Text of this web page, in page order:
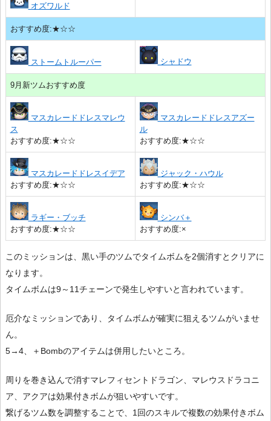
オズワルド
おすすめ度:★☆☆
ストームトルーパー シャドウ
9月新ツムおすすめ度
マスカレードドレスマレウ
ス
おすすめ度:★☆☆
マスカレードドレスアズー
ル
おすすめ度:★☆☆
マスカレードドレスイデア
おすすめ度:★☆☆
ジャック・ハウル
おすすめ度:★☆☆
ラギー・ブッチ
おすすめ度:★☆☆
シンバ＋
おすすめ度:×
このミッションは、黒い手のツムでタイムボムを2個消すとクリアに
なります。
タイムボムは9～11チェーンで発生しやすいと言われています。
厄介なミッションであり、タイムボムが確実に狙えるツムがいませ
ん。
5→4、＋Bombのアイテムは併用したいところ。
周りを巻き込んで消すマレフィセントドラゴン、マレウスドラコニ
ア、アクアは効果付きボムが狙いやすいです。
繋げるツム数を調整することで、1回のスキルで複数の効果付きボム